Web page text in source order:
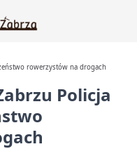
rowerzystów na drogach
Policja